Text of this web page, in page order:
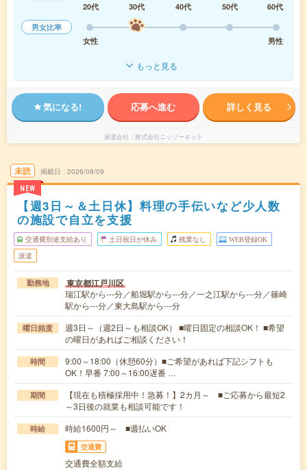
20代
30代 40代 50代
60代
男女比率
女性
男性
もっと見る
気になる! 応募へ進む 詳しく見る
派遣会社 株式会社ニッソーネット
未読
NEW
掲載日 2026/08/09
【週3日～＆土日休】料理の手伝いなど少人数
の施設で自立を支援
交通費別途支給あり 土日祝日が休み 残業なし WEB登録OK
派遣
勤務地 東京都江戸川区
瑞江駅から---分／船堀駅から---分／一之江駅から---分／篠崎
駅から---分／東大島駅から---分
曜日頻度
週3日～（週2日～も相談OK） ■曜日固定の相談OK！ ■希望
の曜日があればご相談ください！
時間
9:00～18:00（休憩60分）■ご希望があれば下記シフトも
OK！早番 7:00～16:00遅番 …
期間
【現在も積極採用中！急募！】2カ月～ ■ご応募から最短2
～3日後の就業も相談可能です！
時給 時給1600円～ ■週払いOK
交通費
交通費全額支給